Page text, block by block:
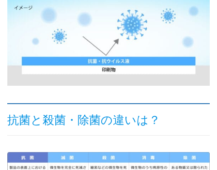
抗菌と殺菌・除菌の違いは？